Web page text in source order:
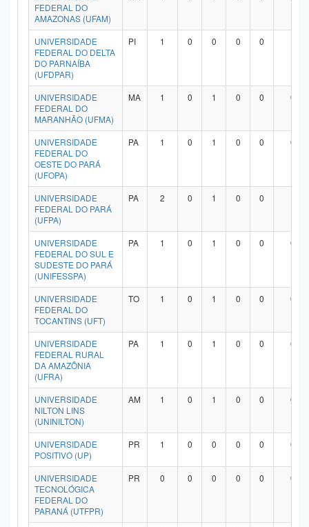
FEDERAL DO
AMAZONAS (UFAM)
UNIVERSIDADE
FEDERAL DO DELTA
DO PARNAÍBA
(UFDPAR)
PI 1 0 0 0 0
UNIVERSIDADE
FEDERAL DO
MARANHÃO (UFMA)
MA 1 0 1 0 0 0
UNIVERSIDADE
FEDERAL DO
OESTE DO PARÁ
(UFOPA)
PA 1 0 1 0 0 0
UNIVERSIDADE
FEDERAL DO PARÁ
(UFPA)
PA 2 0 1 0 0
UNIVERSIDADE
FEDERAL DO SUL E
SUDESTE DO PARÁ
(UNIFESSPA)
PA 1 0 1 0 0 0
UNIVERSIDADE
FEDERAL DO
TOCANTINS (UFT)
TO 1 0 1 0 0 0
UNIVERSIDADE
FEDERAL RURAL
DA AMAZÔNIA
(UFRA)
PA 1 0 1 0 0 0
UNIVERSIDADE
NILTON LINS
(UNINILTON)
AM 1 0 1 0 0 0
UNIVERSIDADE
POSITIVO (UP)
PR 1 0 0 0 0 0
UNIVERSIDADE
TECNOLÓGICA
FEDERAL DO
PARANÁ (UTFPR)
PR 0 0 0 0 0 0